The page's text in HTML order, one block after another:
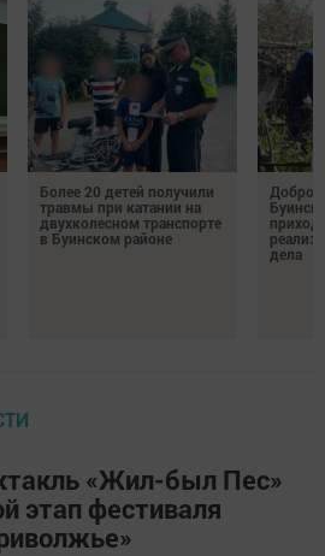
Более 20 детей получили
травмы при катании на
двухколесном транспорте
в Буинском районе
Добро
приход
дела
«Жил-был Пес»
этап фестиваля